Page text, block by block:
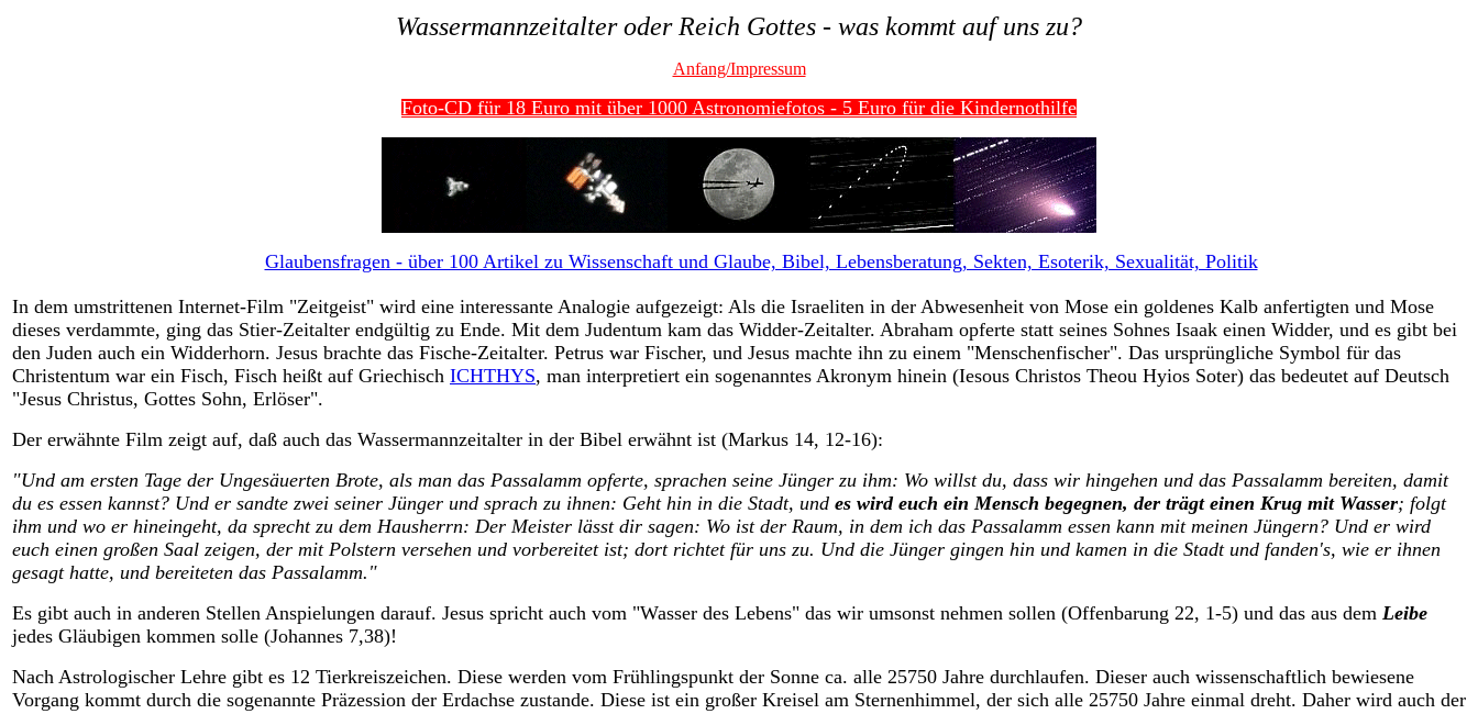
Wassermannzeitalter oder Reich Gottes - was kommt auf uns zu?
Anfang/Impressum
Foto-CD für 18 Euro mit über 1000 Astronomiefotos - 5 Euro für die Kindernothilfe
Glaubensfragen - über 100 Artikel zu Wissenschaft und Glaube, Bibel, Lebensberatung, Sekten, Esoterik, Sexualität, Politik
In dem umstrittenen Internet-Film "Zeitgeist" wird eine interessante Analogie aufgezeigt: Als die Israeliten in der Abwesenheit von Mose ein goldenes Kalb anfertigten und Mose
dieses verdammte, ging das Stier-Zeitalter endgültig zu Ende. Mit dem Judentum kam das Widder-Zeitalter. Abraham opferte statt seines Sohnes Isaak einen Widder, und es gibt bei
den Juden auch ein Widderhorn. Jesus brachte das Fische-Zeitalter. Petrus war Fischer, und Jesus machte ihn zu einem "Menschenfischer". Das ursprüngliche Symbol für das
Christentum war ein Fisch, Fisch heißt auf Griechisch ICHTHYS, man interpretiert ein sogenanntes Akronym hinein (Iesous Christos Theou Hyios Soter) das bedeutet auf Deutsch
"Jesus Christus, Gottes Sohn, Erlöser".
Der erwähnte Film zeigt auf, daß auch das Wassermannzeitalter in der Bibel erwähnt ist (Markus 14, 12-16):
"Und am ersten Tage der Ungesäuerten Brote, als man das Passalamm opferte, sprachen seine Jünger zu ihm: Wo willst du, dass wir hingehen und das Passalamm bereiten, damit
du es essen kannst? Und er sandte zwei seiner Jünger und sprach zu ihnen: Geht hin in die Stadt, und es wird euch ein Mensch begegnen, der trägt einen Krug mit Wasser; folgt
ihm und wo er hineingeht, da sprecht zu dem Hausherrn: Der Meister lässt dir sagen: Wo ist der Raum, in dem ich das Passalamm essen kann mit meinen Jüngern? Und er wird
euch einen großen Saal zeigen, der mit Polstern versehen und vorbereitet ist; dort richtet für uns zu. Und die Jünger gingen hin und kamen in die Stadt und fanden's, wie er ihnen
gesagt hatte, und bereiteten das Passalamm."
Es gibt auch in anderen Stellen Anspielungen darauf. Jesus spricht auch vom "Wasser des Lebens" das wir umsonst nehmen sollen (Offenbarung 22, 1-5) und das aus dem Leibe
jedes Gläubigen kommen solle (Johannes 7,38)!
Nach Astrologischer Lehre gibt es 12 Tierkreiszeichen. Diese werden vom Frühlingspunkt der Sonne ca. alle 25750 Jahre durchlaufen. Dieser auch wissenschaftlich bewiesene
Vorgang kommt durch die sogenannte Präzession der Erdachse zustande. Diese ist ein großer Kreisel am Sternenhimmel, der sich alle 25750 Jahre einmal dreht. Daher wird auch der